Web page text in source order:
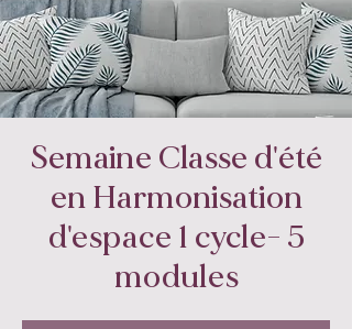
Semaine Classe d'été
en Harmonisation
d'espace 1 cycle- 5
modules